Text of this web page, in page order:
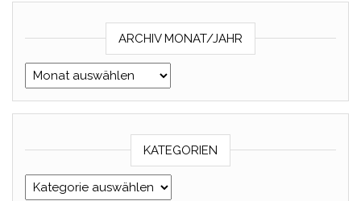
ARCHIV MONAT/JAHR
Archiv Monat/Jahr
KATEGORIEN
Kategorien